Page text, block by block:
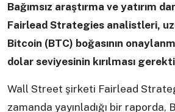
Bağımsız araştırma ve yatırım
Fairlead Strategies analistleri,
Bitcoin (BTC) boğasının
dolar seviyesinin kırılması
Wall Street şirketi Fairlead
zamanda yayınladığı bir raporda,